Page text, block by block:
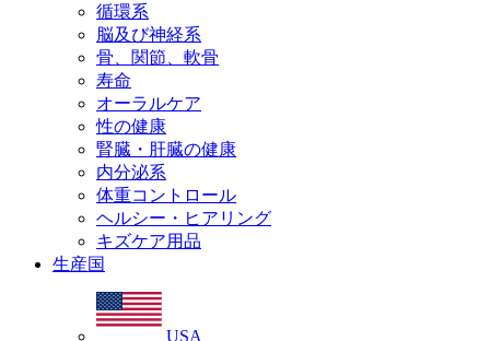
循環系
脳及び神経系
骨、関節、軟骨
寿命
オーラルケア
性の健康
腎臓・肝臓の健康
内分泌系
体重コントロール
ヘルシー・ヒアリング
キズケア用品
生産国
USA